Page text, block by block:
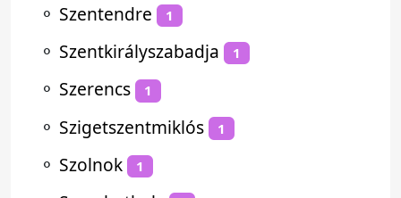
⚬ Szentendre 1
⚬ Szentkirályszabadja 1
⚬ Szerencs 1
⚬ Szigetszentmiklós 1
⚬ Szolnok 1